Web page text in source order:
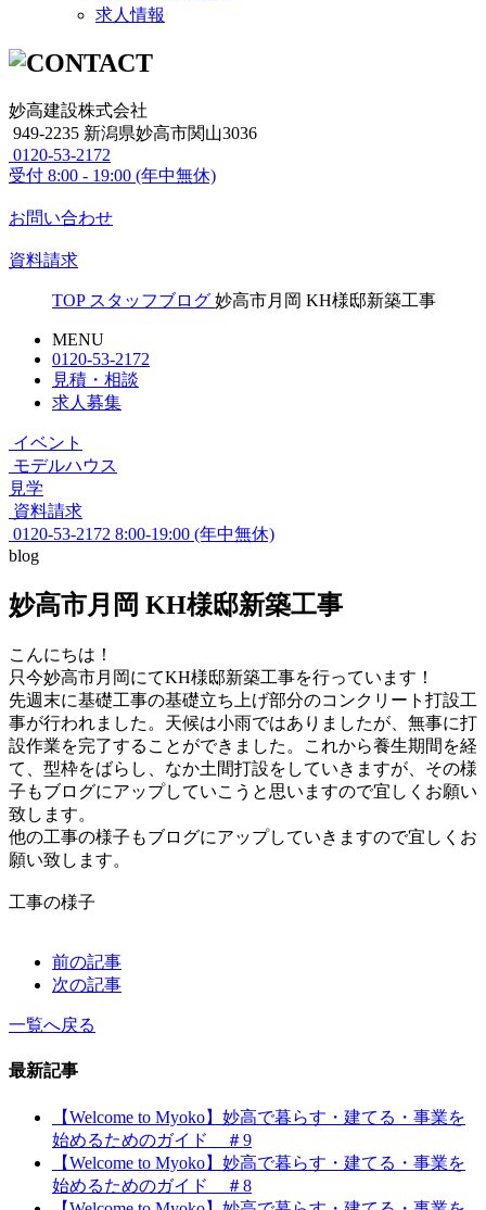
求人情報
妙高建設株式会社
949-2235 新潟県妙高市関山3036
0120-53-2172
受付 8:00 - 19:00 (年中無休)
お問い合わせ
資料請求
TOP スタッフブログ 妙高市月岡 KH様邸新築工事
MENU
0120-53-2172
見積・相談
求人募集
イベント
モデルハウス
見学
資料請求
0120-53-2172 8:00-19:00 (年中無休)
blog
妙高市月岡 KH様邸新築工事
こんにちは！
只今妙高市月岡にてKH様邸新築工事を行っています！
先週末に基礎工事の基礎立ち上げ部分のコンクリート打設工
事が行われました。天候は小雨ではありましたが、無事に打
設作業を完了することができました。これから養生期間を経
て、型枠をばらし、なか土間打設をしていきますが、その様
子もブログにアップしていこうと思いますので宜しくお願い
致します。
他の工事の様子もブログにアップしていきますので宜しくお
願い致します。
工事の様子
前の記事
次の記事
一覧へ戻る
最新記事
【Welcome to Myoko】妙高で暮らす・建てる・事業を
始めるためのガイド ＃9
【Welcome to Myoko】妙高で暮らす・建てる・事業を
始めるためのガイド ＃8